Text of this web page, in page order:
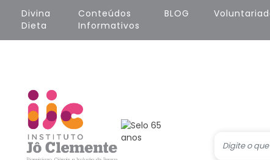
Divina
Dieta
Conteúdos
Informativos
BLOG